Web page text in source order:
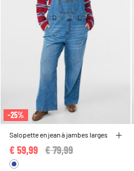
-25%
Salopette en jean à jambes larges
Price reduced from
€ 79,99
€ 59,99